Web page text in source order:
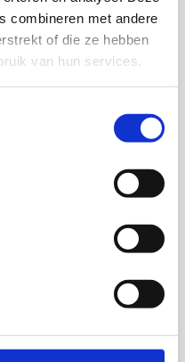
combineren met andere
of die ze hebben
van hun services.